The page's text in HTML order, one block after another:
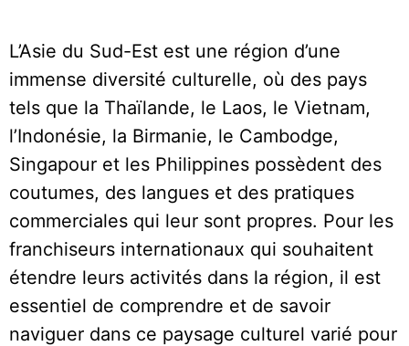
L’Asie du Sud-Est est une région d’une
immense diversité culturelle, où des pays
tels que la Thaïlande, le Laos, le Vietnam,
l’Indonésie, la Birmanie, le Cambodge,
Singapour et les Philippines possèdent des
coutumes, des langues et des pratiques
commerciales qui leur sont propres. Pour les
franchiseurs internationaux qui souhaitent
étendre leurs activités dans la région, il est
essentiel de comprendre et de savoir
naviguer dans ce paysage culturel varié pour